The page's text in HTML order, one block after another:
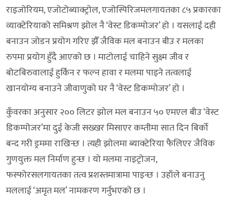
राइजोरियम, एजोटोब्याक्ट्रोल, एजोस्पिरिजमलगायतका ८५ प्रकारका
व्याक्टेरियाको समिश्रण झोल नै ‘वेस्ट डिकम्पोजर’ हो । यसलाई दही
बनाउन जोडन प्रयोग गरिए झैँ जैविक मल बनाउन बीउ र मलका
रुपमा प्रयोग हुँदै आएको छ । माटोलाई चाहिने सुक्ष्म जीव र
बोटबिरुवालाई हुर्किन र फल्न हावा र मलमा पाइने तत्वलाई
खानयोग्य बनाउने जीवाणुको घर नै ‘वेस्ट डिकम्पोजर’ हो ।
कुँवरका अनुसार २०० लिटर झोल मल बनाउन ५० एमएल बीउ ‘वेस्ट
डिकम्पोजर’मा दुई केजी सख्खर मिसाएर कम्तीमा सात दिन बिर्को
बन्द गरी ड्रममा राखिन्छ । त्यही झोलमा ब्याक्टेरिया फैलिएर जैविक
गुणयुक्त मल निर्माण हुन्छ । यो मलमा नाइट्रोजन,
फस्फोरसलगायतका तत्व प्रशस्तमात्रामा पाइन्छ । उहाँले बनाउनु
मललाई ‘अमृत मल’ नामकरण गर्नुभएको छ ।